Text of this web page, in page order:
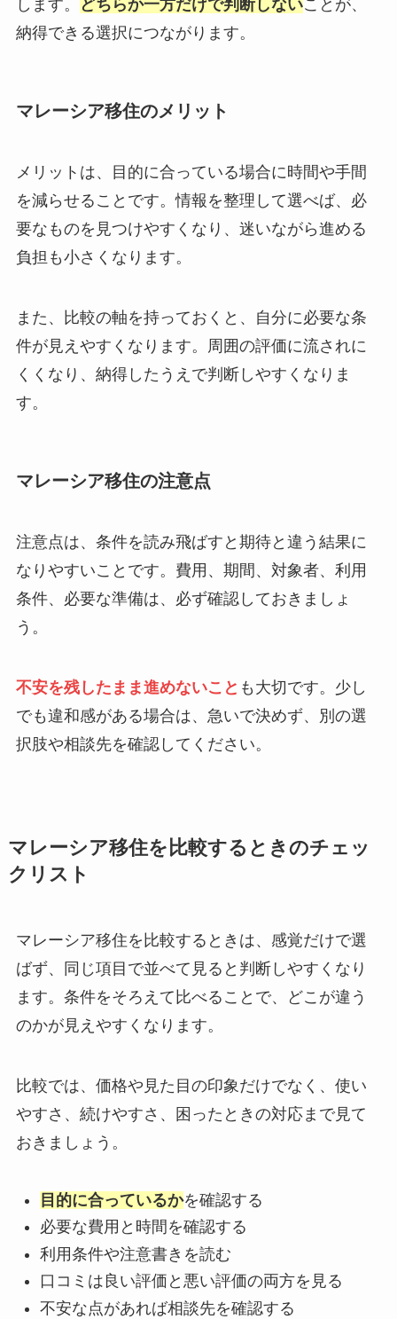
します。 どちらか一方だけで判断しないことが、
納得できる選択につながります。
マレーシア移住のメリット
メリットは、目的に合っている場合に時間や手間
を減らせることです。情報を整理して選べば、必
要なものを見つけやすくなり、迷いながら進める
負担も小さくなります。
また、比較の軸を持っておくと、自分に必要な条
件が見えやすくなります。周囲の評価に流されに
くくなり、納得したうえで判断しやすくなりま
す。
マレーシア移住の注意点
注意点は、条件を読み飛ばすと期待と違う結果に
なりやすいことです。費用、期間、対象者、利用
条件、必要な準備は、必ず確認しておきましょ
う。
不安を残したまま進めないこと も大切です。少し
でも違和感がある場合は、急いで決めず、別の選
択肢や相談先を確認してください。
マレーシア移住を比較するときのチェッ
クリスト
マレーシア移住を比較するときは、感覚だけで選
ばず、同じ項目で並べて見ると判断しやすくなり
ます。条件をそろえて比べることで、どこが違う
のかが見えやすくなります。
比較では、価格や見た目の印象だけでなく、使い
やすさ、続けやすさ、困ったときの対応まで見て
おきましょう。
目的に合っているかを確認する
必要な費用と時間を確認する
利用条件や注意書きを読む
口コミは良い評価と悪い評価の両方を見る
不安な点があれば相談先を確認する